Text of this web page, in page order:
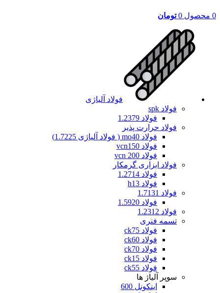
0 محصول 0 تومان
فولاد آلیاژی
فولاد spk
فولاد 1.2379
فولاد حرارت پذیر
فولاد mo40 ( فولاد آلیاژی 1.7225)
فولاد vcn150
فولاد vcn 200
فولاد ابزاری گرمکار
فولاد 1.2714
فولاد h13
فولاد 1.7131
فولاد 1.5920
فولاد 1.2312
تسمه فنری
فولاد ck75
فولاد ck60
فولاد ck70
فولاد ck15
فولاد ck55
سوپر آلیاژ ها
اینکونل 600